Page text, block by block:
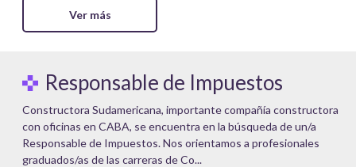
Ver más
Responsable de Impuestos
Constructora Sudamericana, importante compañía constructora
con oficinas en CABA, se encuentra en la búsqueda de un/a
Responsable de Impuestos. Nos orientamos a profesionales
graduados/as de las carreras de Co...